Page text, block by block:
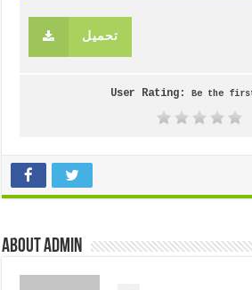
تحميل
User Rating:Be the
About admin